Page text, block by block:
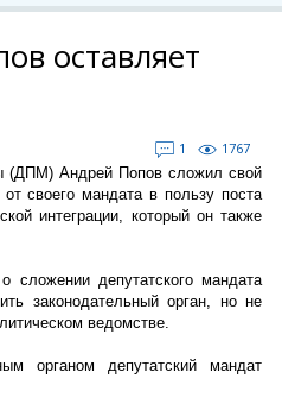
оставляет
1
1767
(ДПМ) Андрей Попов сложил свой
своего мандата в пользу поста
интеграции, который он также
сложении депутатского мандата
законодательный орган, но не
ведомстве.
органом депутатский мандат